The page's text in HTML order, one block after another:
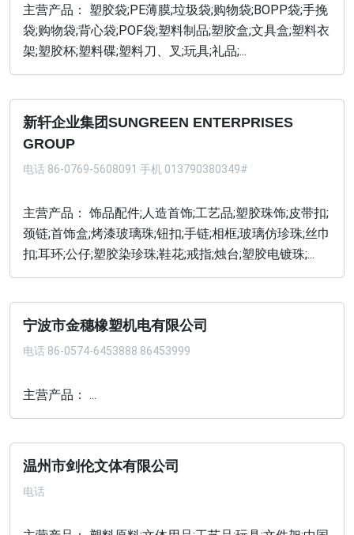
主营产品： 塑胶袋;PE薄膜;垃圾袋;购物袋;BOPP袋;手挽
袋;购物袋;背心袋;POF袋;塑料制品;塑胶盒;文具盒;塑料衣
架;塑胶杯;塑料碟;塑料刀、叉;玩具;礼品;...
新轩企业集团SUNGREEN ENTERPRISES
GROUP
电话 86-0769-5608091 手机 013790380349#
主营产品： 饰品配件;人造首饰;工艺品;塑胶珠饰;皮带扣;
颈链;首饰盒;烤漆玻璃珠;钮扣;手链;相框;玻璃仿珍珠;丝巾
扣;耳环;公仔;塑胶染珍珠;鞋花;戒指;烛台;塑胶电镀珠;...
宁波市金穗橡塑机电有限公司
电话 86-0574-6453888 86453999
主营产品： ...
温州市剑伦文体有限公司
电话